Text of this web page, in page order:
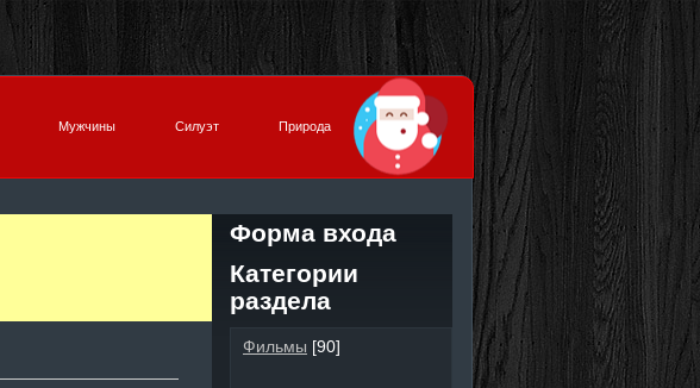
Мужчины Силуэт Природа
Форма входа
Категории
раздела
Фильмы [90]